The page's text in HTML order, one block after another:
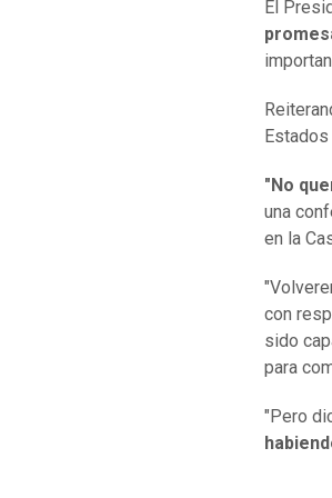
El
"No
una
en la
con
sido
para
"Pero